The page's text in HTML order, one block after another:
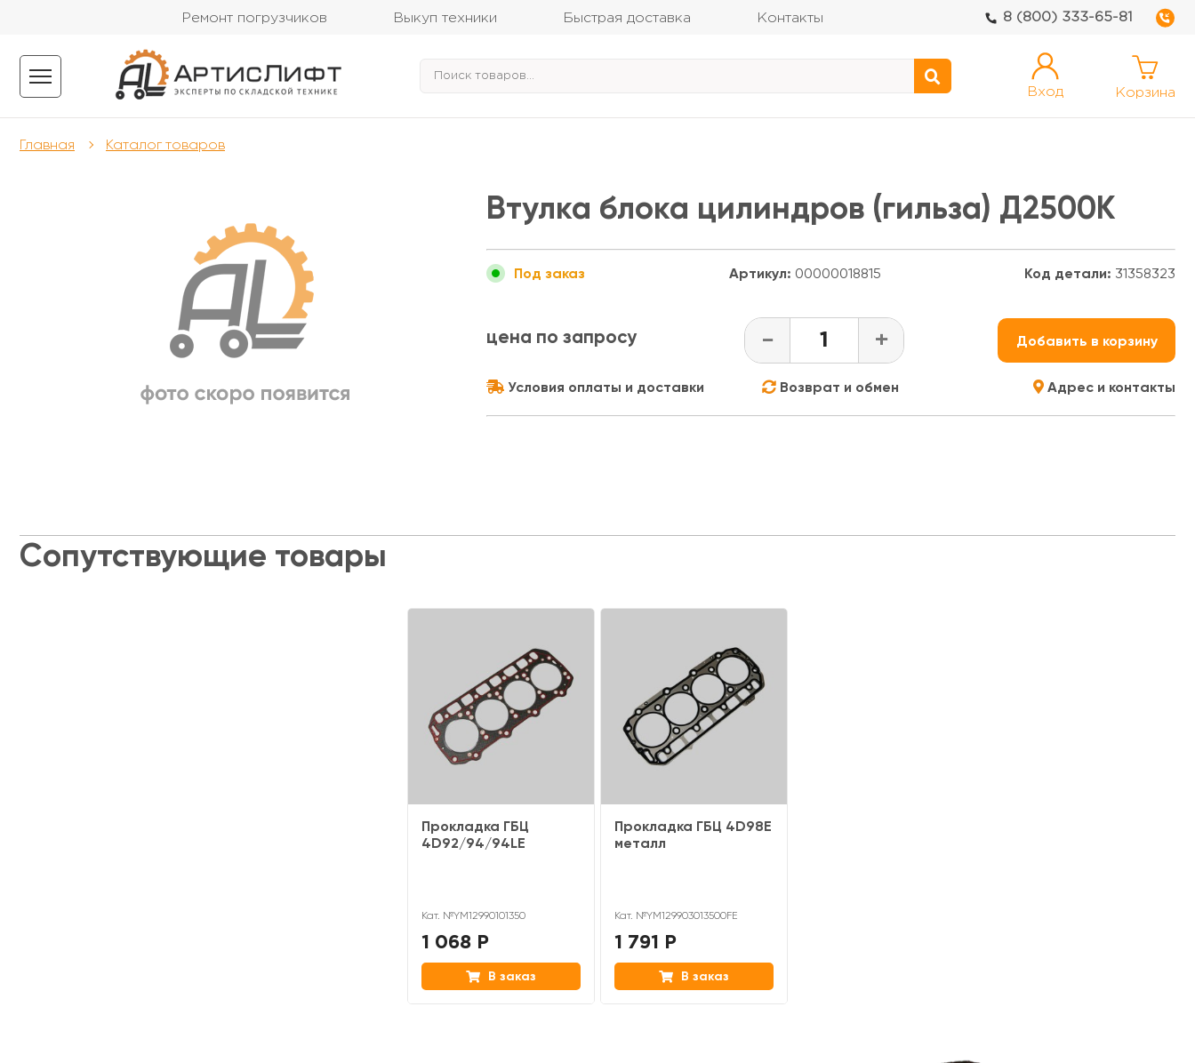
Ремонт погрузчиков Выкуп техники Быстрая доставка Контакты 8 (800) 333-65-81
Вход Корзина
Главная Каталог товаров
Втулка блока цилиндров (гильза) Д2500К
Под заказ Артикул: 00000018815 Код детали: 31358323
цена по запросу - + Добавить в корзину
Условия оплаты и доставки Возврат и обмен Адрес и контакты
Сопутствующие товары
Прокладка ГБЦ
4D92/94/94LE
Кат. №YM12990101350
1 068 Р
В заказ
Прокладка ГБЦ 4D98E
металл
Кат. №YM129903013500FE
1 791 Р
В заказ